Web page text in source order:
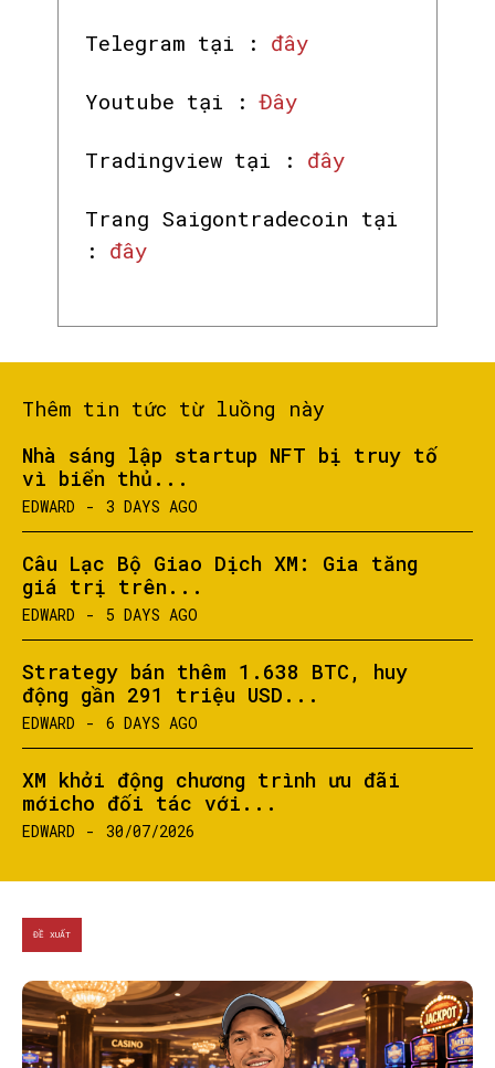
Telegram tại : đây
Youtube tại :Đây
Tradingview tại : đây
Trang Saigontradecoin tại
: đây
Thêm tin tức từ luồng này
Nhà sáng lập startup NFT bị truy tố
vì biển thủ...
EDWARD - 3 DAYS AGO
Câu Lạc Bộ Giao Dịch XM: Gia tăng
giá trị trên...
EDWARD - 5 DAYS AGO
Strategy bán thêm 1.638 BTC, huy
động gần 291 triệu USD...
EDWARD - 6 DAYS AGO
XM khởi động chương trình ưu đãi
mớicho đối tác với...
EDWARD - 30/07/2026
ĐỀ XUẤT